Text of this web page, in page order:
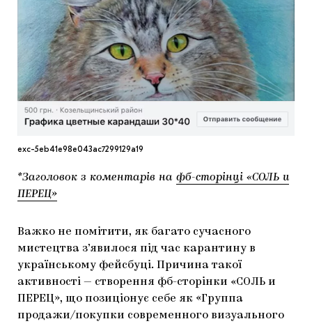
МАРІУПОЛЬСЬКІ МАРГІНАЛІЇ
ДОСЛІДНИЦЬКА ПЛАТФОРМА
ЗАПАЛЕННЯ
CARPATHIAN CULT ПРО РІЗДВЯНІ СВЯТА
exc-5eb41e98e043ac7299129a19
*Заголовок з коментарів на фб-сторінці «CОЛЬ и
ПЕРЕЦ»
Важко не помітити, як багато сучасного
мистецтва з’явилося під час карантину в
українському фейсбуці. Причина такої
активності — створення фб-сторінки «CОЛЬ и
ПЕРЕЦ», що позиціонує себе як «Группа
продажи/покупки современного визуального